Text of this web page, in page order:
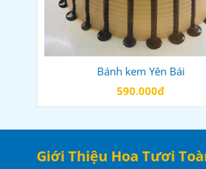
Bánh kem Yên Bái
590.000đ
Giới Thiệu Hoa Tươi